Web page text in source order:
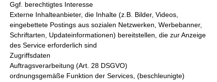
Ggf. berechtigtes Interesse
Externe Inhalteanbieter, die Inhalte (z.B. Bilder, Videos,
eingebettete Postings aus sozialen Netzwerken, Werbebanner,
Schriftarten, Updateinformationen) bereitstellen, die zur Anzeige
des Service erforderlich sind
Zugriffsdaten
Auftragsverarbeitung (Art. 28 DSGVO)
ordnungsgemäße Funktion der Services, (beschleunigte)